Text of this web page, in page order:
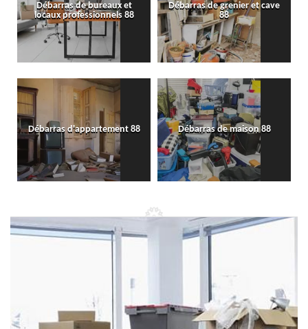
Débarras de bureaux et
locaux professionnels 88
Débarras de grenier et cave
88
Débarras d'appartement 88 Débarras de maison 88